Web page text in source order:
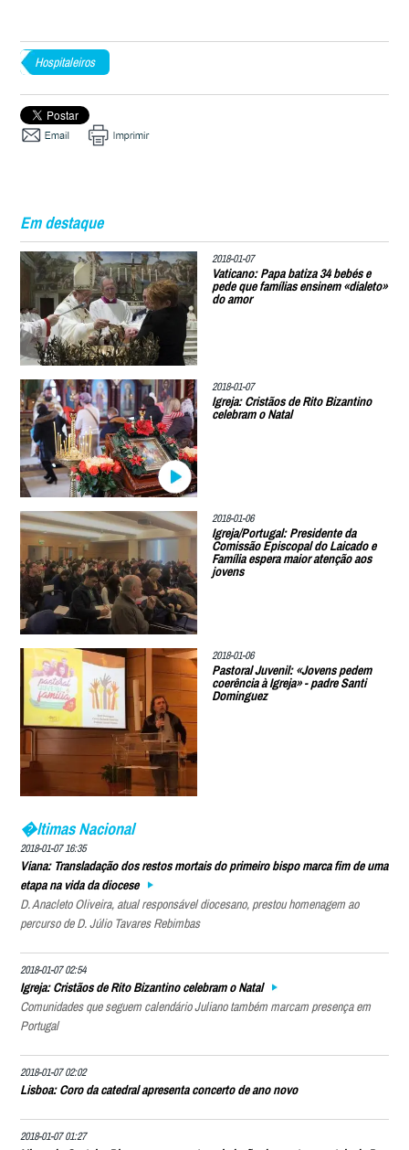
Hospitaleiros
Em destaque
2018-01-07
Vaticano: Papa batiza 34 bebés e
pede que famílias ensinem «dialeto»
do amor
2018-01-07
Igreja: Cristãos de Rito Bizantino
celebram o Natal
2018-01-06
Igreja/Portugal: Presidente da
Comissão Episcopal do Laicado e
Família espera maior atenção aos
jovens
2018-01-06
Pastoral Juvenil: «Jovens pedem
coerência à Igreja» - padre Santi
Dominguez
�ltimas Nacional
2018-01-07 16:35
Viana: Transladação dos restos mortais do primeiro bispo marca fim de uma
etapa na vida da diocese
D. Anacleto Oliveira, atual responsável diocesano, prestou homenagem ao
percurso de D. Júlio Tavares Rebimbas
2018-01-07 02:54
Igreja: Cristãos de Rito Bizantino celebram o Natal
Comunidades que seguem calendário Juliano também marcam presença em
Portugal
2018-01-07 02:02
Lisboa: Coro da catedral apresenta concerto de ano novo
2018-01-07 01:27